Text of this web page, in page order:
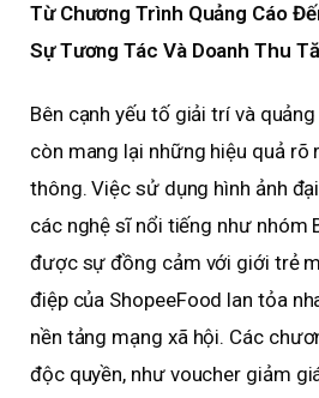
Từ Chương Trình Quảng Cáo
Sự Tương Tác Và Doanh Thu
Bên cạnh yếu tố giải trí và
còn mang lại những hiệu quả rõ
thông. Việc sử dụng hình ảnh
các nghệ sĩ nổi tiếng như nhóm
được sự đồng cảm với giới trẻ
điệp của ShopeeFood lan tỏa
nền tảng mạng xã hội. Các
độc quyền, như voucher giảm